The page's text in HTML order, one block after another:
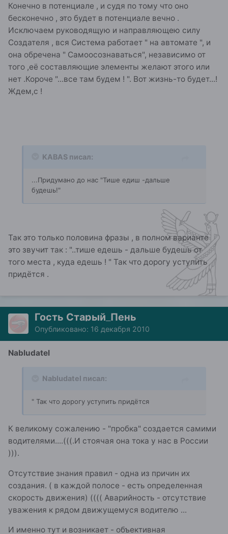
Конечно в потенциале , и судя по тому что оно
бесконечно , это будет в потенциале вечно .
Исключаем руководящую и направляющею силу
Создателя , вся Система работает " на автомате ", и
она обречена " Самоосознаваться", независимо от
того ,её составляющие элементы желают этого или
нет .Короче "...все там будем ! ". Вот жизнь-то будет...!
Ждем,с !
KABAS писал:
...Придумано до нас "Тише едиш -дальше
будешь!"
Так это только половина фразы , в полном варианте
это звучит так : "..тише едешь - дальше будешь от
того места , куда едешь ! " Так что дорогу уступить
придётся .
Гость Старый_Пень
Опубликовано: 16 декабря 2010
Nabludatel
Nabludatel писал:
" Так что дорогу уступить придётся
К великому сожалению - "пробка" создается самими
водителями....(((.И стоячая она тока у нас в России
))).
Отсутствие знания правил - одна из причин их
создания. ( в каждой полосе - есть определенная
скорость движения) (((( Аварийность - отсутствие
уважения к рядом движущемуся водителю ...
И именно тут и возникает - объективная